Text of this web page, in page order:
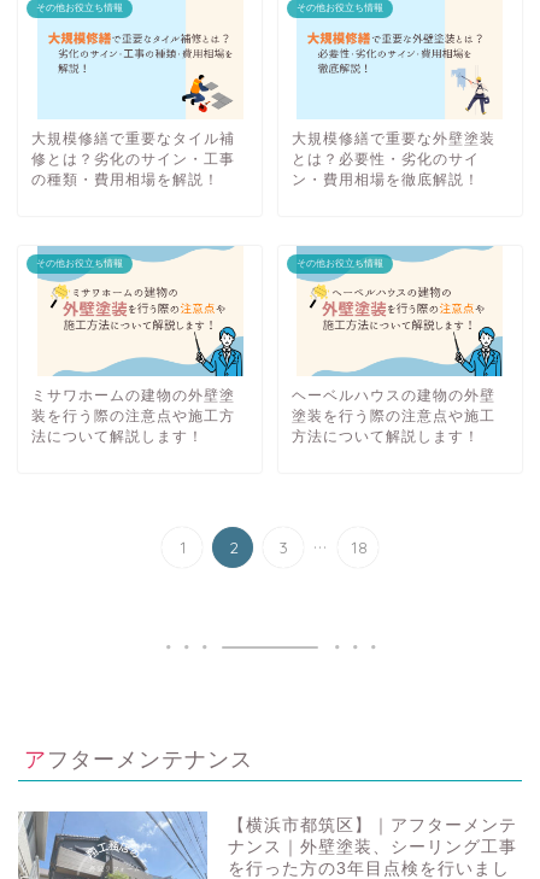
その他お役立ち情報
大規模修繕で重要なタイル補
修とは？劣化のサイン・工事
の種類・費用相場を解説！
その他お役立ち情報
大規模修繕で重要な外壁塗装
とは？必要性・劣化のサイ
ン・費用相場を徹底解説！
その他お役立ち情報
ミサワホームの建物の外壁塗
装を行う際の注意点や施工方
法について解説します！
その他お役立ち情報
ヘーベルハウスの建物の外壁
塗装を行う際の注意点や施工
方法について解説します！
1 2 3 ... 18
アフターメンテナンス
【横浜市都筑区】｜アフターメンテ
ナンス｜外壁塗装、シーリング工事
を行った方の3年目点検を行いまし